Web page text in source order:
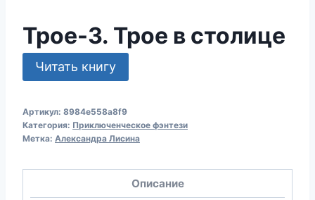
Трое-3. Трое в столице
Читать книгу
Артикул: 8984e558a8f9
Категория: Приключенческое фэнтези
Метка: Александра Лисина
Описание